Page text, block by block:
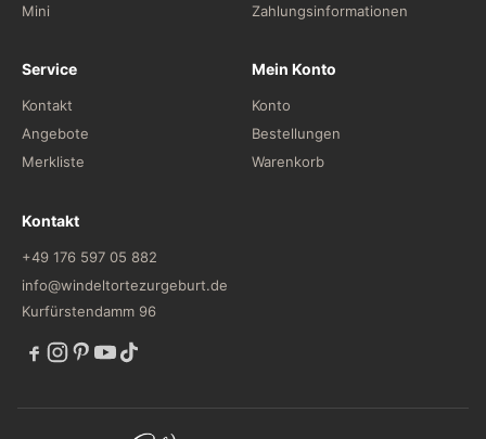
Mini
Zahlungsinformationen
Service
Kontakt
Angebote
Merkliste
Mein Konto
Konto
Bestellungen
Warenkorb
Kontakt
+49 176 597 05 882
info@windeltortezurgeburt.de
Kurfürstendamm 96